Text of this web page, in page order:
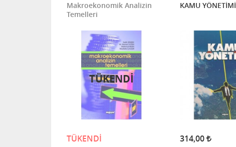
Makroekonomik Analizin
Temelleri
TÜKENDİ
TÜKENDİ
KAMU YÖNETİMİ
314,00